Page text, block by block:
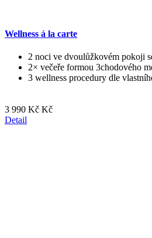
Wellness á la carte
2 noci ve dvoulůžkovém pokoji
2× večeře formou 3chodového
3 wellness procedury dle
3 990 Kč Kč
Detail